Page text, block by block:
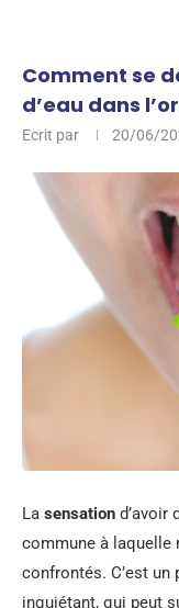
Comment se
d’eau dans
Ecrit par 20/06/
La sensation d’avoir
commune à laquelle
confrontés. C’est
inquiétant, qui peut